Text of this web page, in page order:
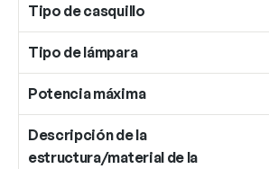
Tipo de casquillo
Tipo de lámpara
Potencia máxima
Descripción de la
estructura/material de la